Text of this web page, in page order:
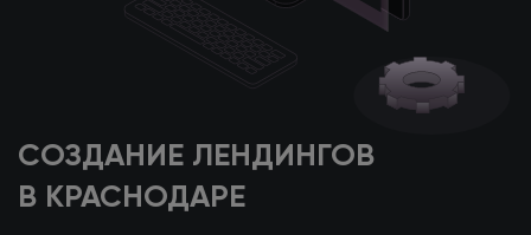
СОЗДАНИЕ ЛЕНДИНГОВ
В КРАСНОДАРЕ